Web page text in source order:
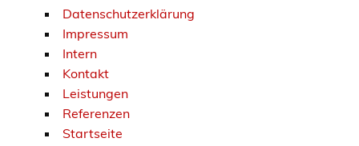
Datenschutzerklärung
Impressum
Intern
Kontakt
Leistungen
Referenzen
Startseite